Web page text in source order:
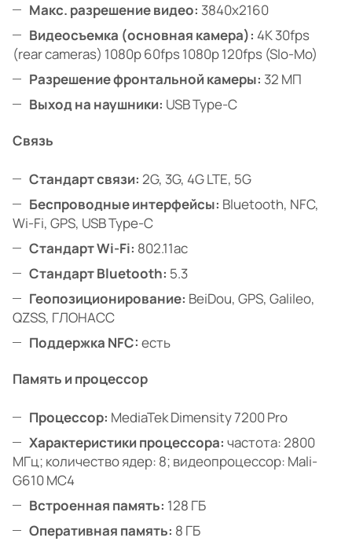
Макс. разрешение видео: 3840x2160
Видеосъемка (основная камера): 4K 30fps
(rear cameras) 1080p 60fps 1080p 120fps (Slo-Mo)
Разрешение фронтальной камеры: 32 МП
Выход на наушники: USB Type-C
Связь
Стандарт связи: 2G, 3G, 4G LTE, 5G
Беспроводные интерфейсы: Bluetooth, NFC,
Wi-Fi, GPS, USB Type-C
Стандарт Wi-Fi: 802.11ac
Стандарт Bluetooth: 5.3
Геопозиционирование: BeiDou, GPS, Galileo,
QZSS, ГЛОНАСС
Поддержка NFC: есть
Память и процессор
Процессор: MediaTek Dimensity 7200 Pro
Характеристики процессора: частота: 2800
МГц; количество ядер: 8; видеопроцессор: Mali-
G610 MC4
Встроенная память: 128 ГБ
Оперативная память: 8 ГБ